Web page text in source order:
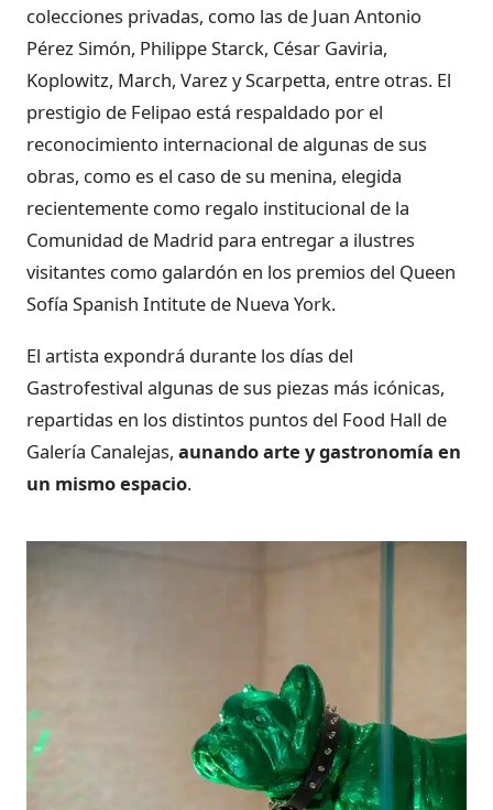
colecciones privadas, como las de Juan Antonio
Pérez Simón, Philippe Starck, César Gaviria,
Koplowitz, March, Varez y Scarpetta, entre otras. El
prestigio de Felipao está respaldado por el
reconocimiento internacional de algunas de sus
obras, como es el caso de su menina, elegida
recientemente como regalo institucional de la
Comunidad de Madrid para entregar a ilustres
visitantes como galardón en los premios del Queen
Sofía Spanish Intitute de Nueva York.
El artista expondrá durante los días del
Gastrofestival algunas de sus piezas más icónicas,
repartidas en los distintos puntos del Food Hall de
Galería Canalejas, aunando arte y gastronomía en
un mismo espacio.